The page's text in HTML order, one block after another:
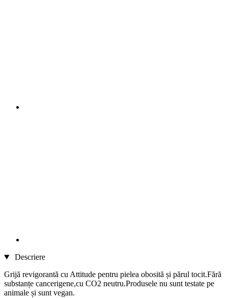
Descriere
Grijă revigorantă cu Attitude pentru pielea obosită și părul tocit.Fără
substanțe cancerigene,cu CO2 neutru.Produsele nu sunt testate pe
animale și sunt vegan.